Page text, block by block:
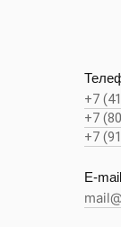
+7
+7
+7
E-